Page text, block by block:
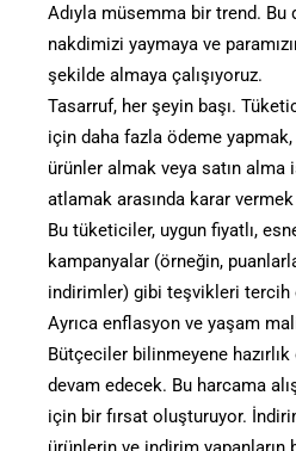
Adıyla müsemma bir trend.
nakdimizi yaymaya ve
şekilde almaya çalışıyoruz.
Tasarruf, her şeyin başı.
için daha fazla ödeme
ürünler almak veya satın
atlamak arasında karar
Bu tüketiciler, uygun fiyatlı,
kampanyalar (örneğin,
indirimler) gibi teşvikleri tercih
Ayrıca enflasyon ve yaşam
Bütçeciler bilinmeyene
devam edecek. Bu harcama
için bir fırsat oluşturuyor.